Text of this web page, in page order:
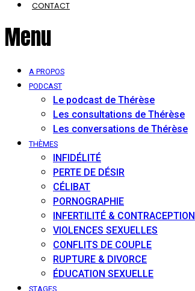
CONTACT
Menu
A PROPOS
PODCAST
Le podcast de Thérèse
Les consultations de Thérèse
Les conversations de Thérèse
THÈMES
INFIDÉLITÉ
PERTE DE DÉSIR
CÉLIBAT
PORNOGRAPHIE
INFERTILITÉ & CONTRACEPTION
VIOLENCES SEXUELLES
CONFLITS DE COUPLE
RUPTURE & DIVORCE
ÉDUCATION SEXUELLE
STAGES